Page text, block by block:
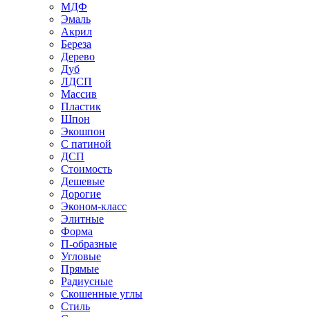
МДФ
Эмаль
Акрил
Береза
Дерево
Дуб
ЛДСП
Массив
Пластик
Шпон
Экошпон
С патиной
ДСП
Стоимость
Дешевые
Дорогие
Эконом-класс
Элитные
Форма
П-образные
Угловые
Прямые
Радиусные
Скошенные углы
Стиль